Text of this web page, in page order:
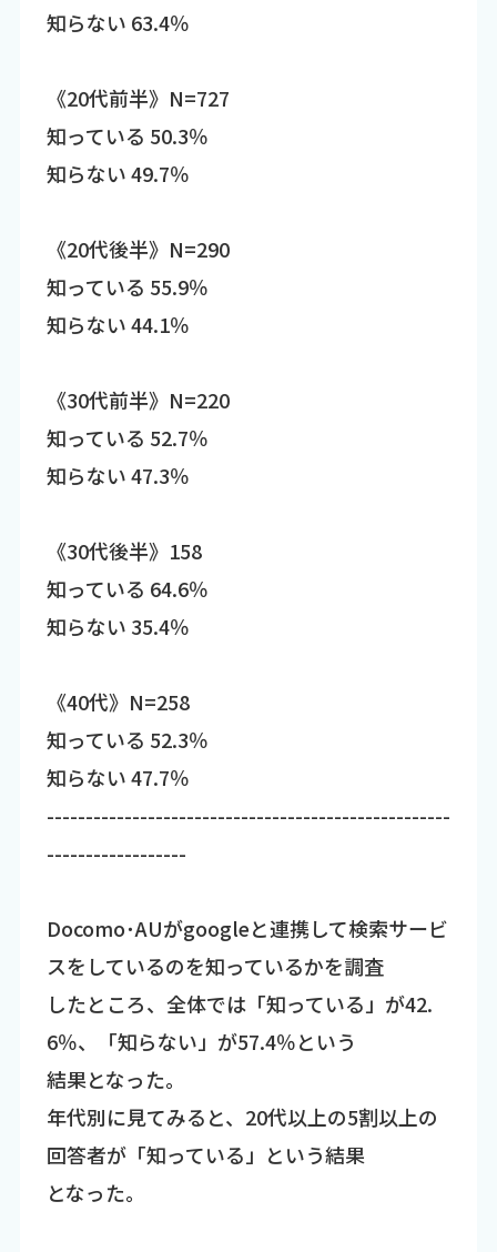
知らない 63.4％
《20代前半》N=727
知っている 50.3％
知らない 49.7％
《20代後半》N=290
知っている 55.9％
知らない 44.1％
《30代前半》N=220
知っている 52.7％
知らない 47.3％
《30代後半》158
知っている 64.6％
知らない 35.4％
《40代》N=258
知っている 52.3％
知らない 47.7％
----------------------------------------------------
------------------
Docomo･AUがgoogleと連携して検索サービ
スをしているのを知っているかを調査
したところ、全体では「知っている」が42.
6％、「知らない」が57.4％という
結果となった。
年代別に見てみると、20代以上の5割以上の
回答者が「知っている」という結果
となった。